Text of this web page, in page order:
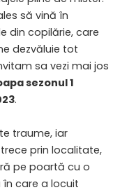
să vină în
din copilărie, care
dezvăluie tot
sa vezi mai jos
sezonul 1
.
traume, iar
prin localitate,
pe poartă cu o
care a locuit